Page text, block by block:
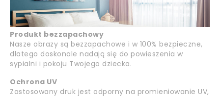
Produkt bezzapachowy
Nasze obrazy są bezzapachowe i w 100% bezpieczne,
dlatego doskonale nadają się do powieszenia w
sypialni i pokoju Twojego dziecka.
Ochrona UV
Zastosowany druk jest odporny na promieniowanie UV,